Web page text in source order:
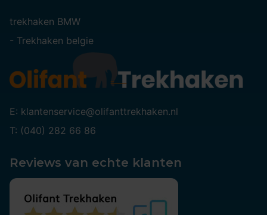
trekhaken BMW
- Trekhaken belgie
E: klantenservice@olifanttrekhaken.nl
T: (040) 282 66 86
Reviews van echte klanten